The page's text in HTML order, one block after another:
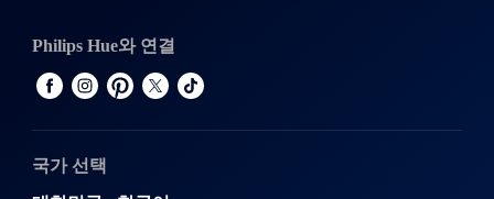
Philips Hue와 연결
국가 선택